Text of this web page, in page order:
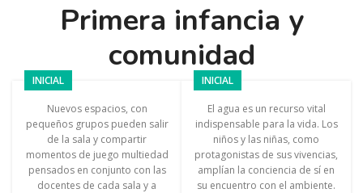
Primera infancia y
comunidad
INICIAL
Nuevos espacios, con
pequeños grupos pueden salir
de la sala y compartir
momentos de juego multiedad
pensados en conjunto con las
docentes de cada sala y a
INICIAL
El agua es un recurso vital
indispensable para la vida. Los
niños y las niñas, como
protagonistas de sus vivencias,
amplían la conciencia de sí en
su encuentro con el ambiente.